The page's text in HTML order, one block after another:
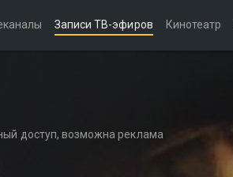
Записи ТВ-эфиров Кинотеатр
доступ, возможна реклама